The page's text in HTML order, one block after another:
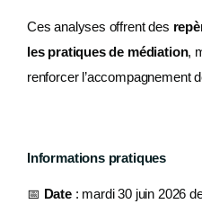
Ces analyses offrent des
les pratiques de médiation,
renforcer l’accompagnement
Informations pratiques
📅 Date: mardi 30 juin 2026